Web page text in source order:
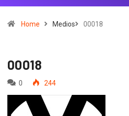
Home Medios 00018
00018
0 244